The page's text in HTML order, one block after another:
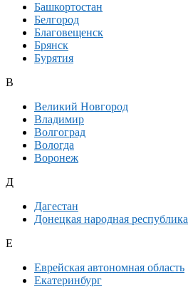
Башкортостан
Белгород
Благовещенск
Брянск
Бурятия
В
Великий Новгород
Владимир
Волгоград
Вологда
Воронеж
Д
Дагестан
Донецкая народная республика
Е
Еврейская автономная область
Екатеринбург